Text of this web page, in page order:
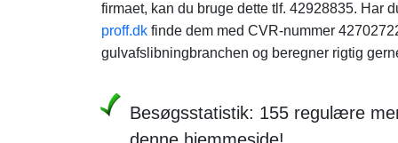
firmaet, kan du bruge dette tlf. 42928835. Har
proff.dk finde dem med CVR-nummer
gulvafslibningbranchen og beregner rigtig
Besøgsstatistik: 155 regulære